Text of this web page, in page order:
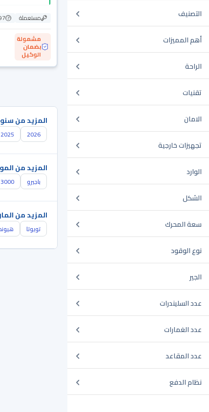
التصنيف
أهم المميزات
الراحة
تقنيات
الامان
تجهيزات خارجية
الوارد
الشكل
سعة المحرك
نوع الوقود
الجير
عدد السليندرات
عدد الغمارات
عدد المقاعد
نظام الدفع
مستعملة
مشمولة
بضمان
الوكيل
المزيد من
2026
2025
المزيد من
باجيرو
المزيد من
تويوتا